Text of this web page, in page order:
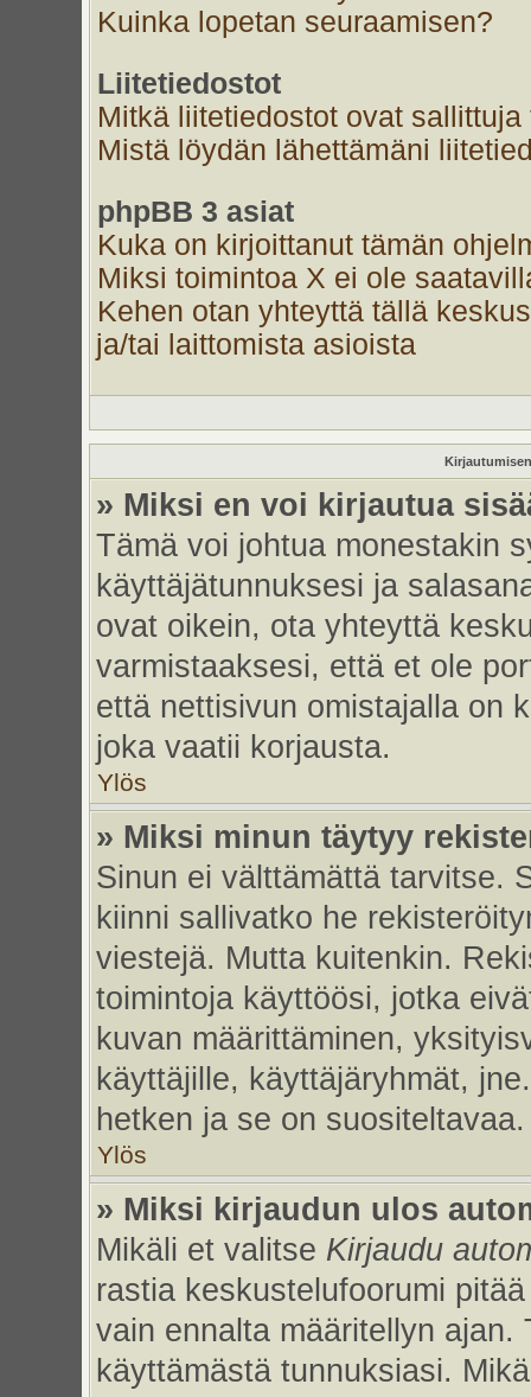
Kuinka lopetan seuraamisen?
Liitetiedostot
Mitkä liitetiedostot ovat
Mistä löydän lähettämäni
phpBB 3 asiat
Kuka on kirjoittanut tämän
Miksi toimintoa X ei ole
Kehen otan yhteyttä tällä
ja/tai laittomista asioista
» Miksi en voi kirjautua
Tämä voi johtua monestakin
käyttäjätunnuksesi ja
ovat oikein, ota yhteyttä
varmistaaksesi, että et ole
että nettisivun omistajalla on
joka vaatii korjausta.
Ylös
» Miksi minun täytyy
Sinun ei välttämättä tarvitse.
kiinni sallivatko he
viestejä. Mutta kuitenkin.
toimintoja käyttöösi, jotka
kuvan määrittäminen,
käyttäjille, käyttäjäryhmät,
hetken ja se on suositeltavaa.
Ylös
» Miksi kirjaudun ulos
Mikäli et valitse Kirjaudu
rastia keskustelufoorumi
vain ennalta määritellyn
käyttämästä tunnuksiasi.